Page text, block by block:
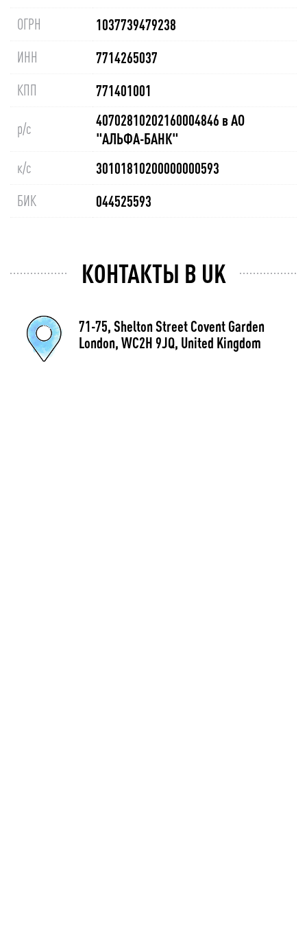
ОГРН 1037739479238
ИНН 7714265037
КПП 771401001
р/с
40702810202160004846 в АО
"АЛЬФА-БАНК"
к/с 30101810200000000593
БИК 044525593
КОНТАКТЫ В UK
71-75, Shelton Street Covent Garden
London, WC2H 9JQ, United Kingdom